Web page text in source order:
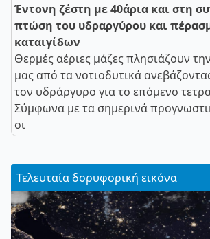
Έντονη ζέστη με 40άρια και στη
πτώση του υδραργύρου και
καταιγίδων
Θερμές αέριες μάζες πλησιάζουν
μας από τα νοτιοδυτικά
τον υδράργυρο για το επόμενο
Σύμφωνα με τα σημερινά
οι
Τελευταία δορυφορική εικόνα